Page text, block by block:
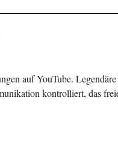
auf YouTube.
kontrolliert, das